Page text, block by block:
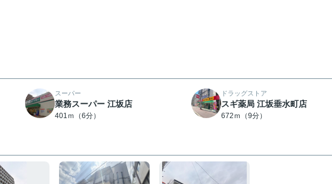
スーパー
業務スーパー 江坂店
401ｍ（6分）
ドラッグストア
スギ薬局 江坂垂水町店
672ｍ（9分）